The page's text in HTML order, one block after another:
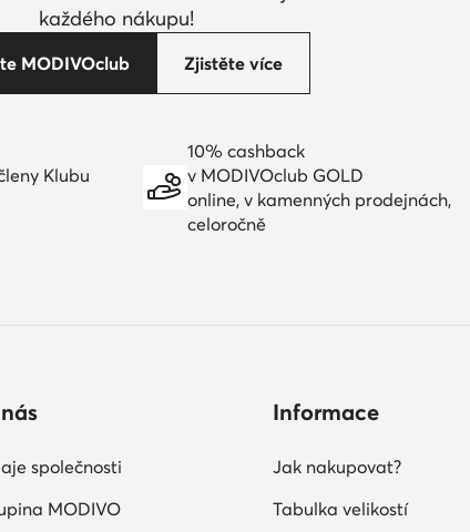
každého nákupu!
MODIVOclub Zjistěte více
Klubu
10% cashback
v MODIVOclub GOLD
online, v kamenných prodejnách,
celoročně
společnosti
MODIVO
Informace
Jak nakupovat?
Tabulka velikostí